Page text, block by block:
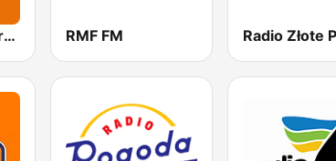
Polskie Radio Program I (PR1) Jedynka RMF FM